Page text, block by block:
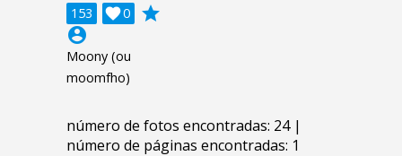
153 0

grade
account_circle
Moony (ou
moomfho)
número de fotos encontradas: 24 |
número de páginas encontradas: 1